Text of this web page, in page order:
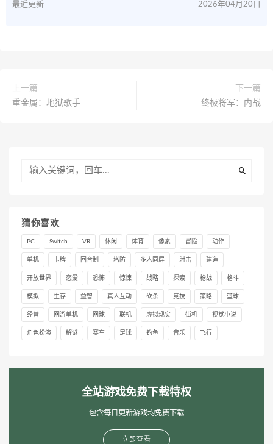
最近更新 2026年04月20日
上一篇
重金属：地狱歌手
下一篇
终极将军：内战
猜你喜欢
PC Switch VR 休闲 体育 像素 冒险 动作
单机 卡牌 回合制 塔防 多人同屏 射击 建造
开放世界 恋爱 恐怖 惊悚 战略 探索 枪战 格斗
模拟 生存 益智 真人互动 砍杀 竞技 策略 篮球
经营 网游单机 网球 联机 虚拟现实 街机 视觉小说
角色扮演 解谜 赛车 足球 钓鱼 音乐 飞行
全站游戏免费下载特权
包含每日更新游戏均免费下载
立即查看